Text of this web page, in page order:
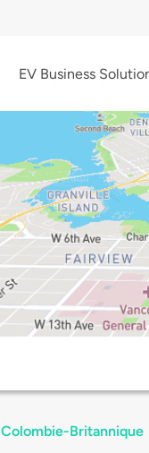
EV Business
Colombie-Britannique